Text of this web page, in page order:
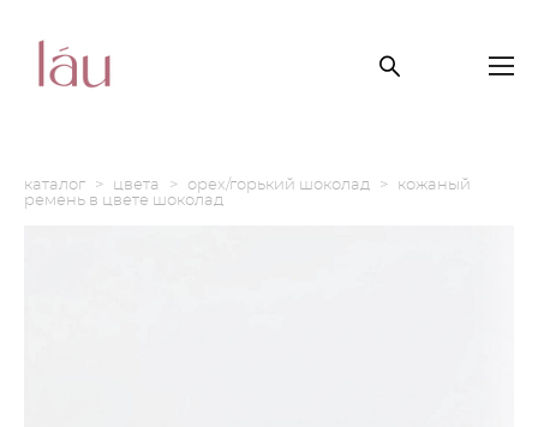
каталог > цвета > орех/горький шоколад >
кожаный
ремень в цвете шоколад